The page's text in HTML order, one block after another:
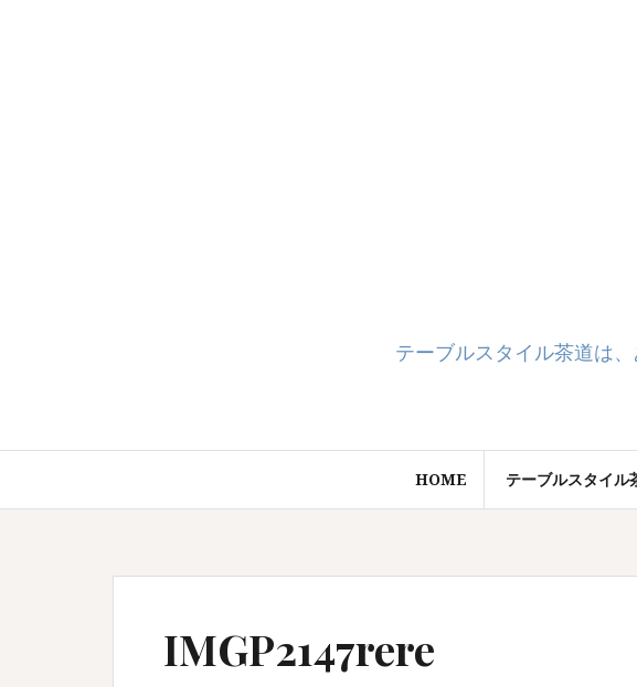
テーブルスタイル茶道は
HOME テーブルスタイル
IMGP2147rere